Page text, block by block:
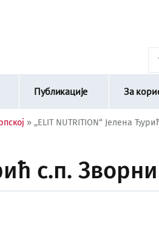
Публикације За
» ,,ELIT NUTRITION“ Јелена
с.п.